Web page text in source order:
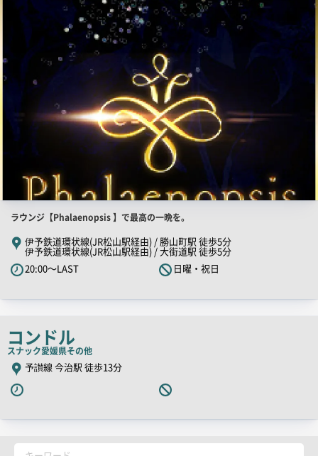
店
舗
PR
キ
ッ
コ
ピ
ー
ラウンジ【Phalaenopsis 】で最高の一晩を。
伊予鉄道環状線(JR松山駅経由) / 勝山町駅 徒歩5分
伊予鉄道環状線(JR松山駅経由) / 大街道駅 徒歩5分
20:00～LAST
日曜・祝日
コンドル
スナック愛媛県その他
予讃線 今治駅 徒歩13分